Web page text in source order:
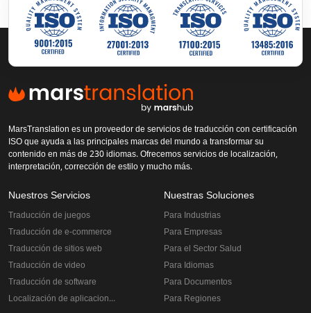
MarsTranslation es un proveedor de servicios de traducción con certificación
ISO que ayuda a las principales marcas del mundo a transformar su
contenido en más de 230 idiomas. Ofrecemos servicios de localización,
interpretación, corrección de estilo y mucho más.
Nuestros Servicios
Traducción de juegos
Traducción de e-commerce
Traducción de sitios web
Traducción de video
Traducción de software
Localización de aplicaciones
Nuestras Soluciones
Para Industrias
Para Empresas
Para el Sector Salud
Para Idiomas
Para Documentos
Para Regiones